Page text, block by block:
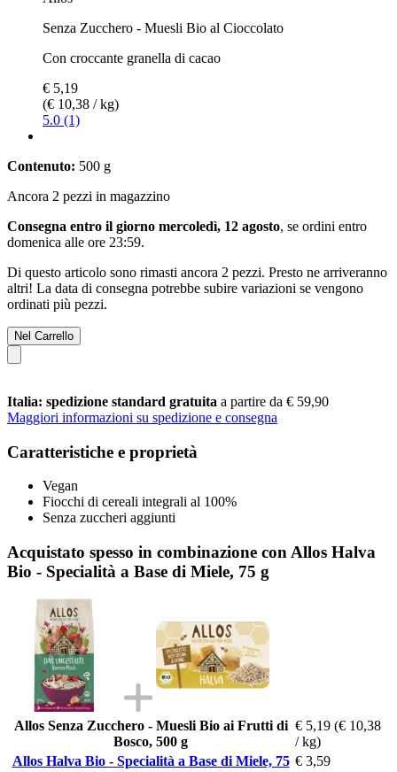
Senza Zucchero - Muesli Bio al Cioccolato
Con croccante granella di cacao
€ 5,19
(€ 10,38 / kg)
5.0 (1)
Contenuto: 500 g
Ancora 2 pezzi in magazzino
Consegna entro il giorno mercoledì, 12 agosto, se ordini entro
domenica alle ore 23:59.
Di questo articolo sono rimasti ancora 2 pezzi. Presto ne arriveranno
altri! La data di consegna potrebbe subire variazioni se vengono
ordinati più pezzi.
Nel Carrello
Italia: spedizione standard gratuita a partire da € 59,90
Maggiori informazioni su spedizione e consegna
Caratteristiche e proprietà
Vegan
Fiocchi di cereali integrali al 100%
Senza zuccheri aggiunti
Acquistato spesso in combinazione con Allos Halva
Bio - Specialità a Base di Miele, 75 g
Allos Senza Zucchero - Muesli Bio ai Frutti di
Bosco, 500 g
€ 5,19 (€ 10,38
/ kg)
Allos Halva Bio - Specialità a Base di Miele, 75 € 3,59